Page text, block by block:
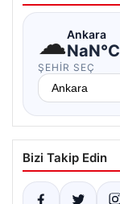
☁Ankara
NaN°C
ŞEHIR SEÇ
Bizi Takip Edin